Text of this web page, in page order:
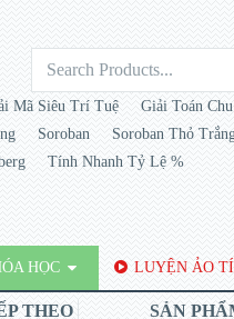
Mã Siêu Trí Tuệ Giải Toán
Soroban Soroban Thỏ
Tính Nhanh Tỷ Lệ %
HỌC LUYỆN ẢO
THEO SẢN